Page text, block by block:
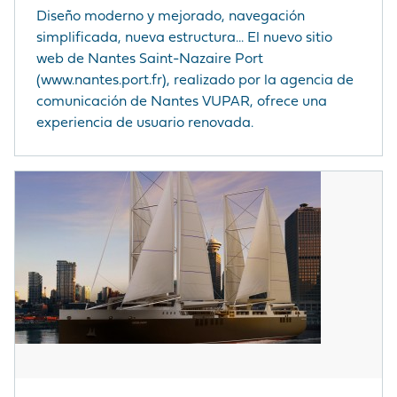
Diseño moderno y mejorado, navegación
simplificada, nueva estructura... El nuevo sitio
web de Nantes Saint-Nazaire Port
(www.nantes.port.fr), realizado por la agencia de
comunicación de Nantes VUPAR, ofrece una
experiencia de usuario renovada.